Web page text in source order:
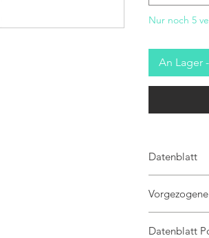
Nur noch 5
An Lager
Datenblatt
Spannung
Datenblatt